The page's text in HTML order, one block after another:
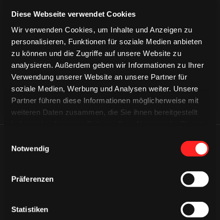
Diese Webseite verwendet Cookies
Wir verwenden Cookies, um Inhalte und Anzeigen zu
personalisieren, Funktionen für soziale Medien anbieten
zu können und die Zugriffe auf unsere Website zu
analysieren. Außerdem geben wir Informationen zu Ihrer
Verwendung unserer Website an unsere Partner für
soziale Medien, Werbung und Analysen weiter. Unsere
Partner führen diese Informationen möglicherweise mit
weiteren Daten zusammen, die Sie ihnen bereitgestellt
Notwendig
Präferenzen
Statistiken
CAPS & CO
CAPS & CO
CAPS & CO
ÄHNLICHE NEWS